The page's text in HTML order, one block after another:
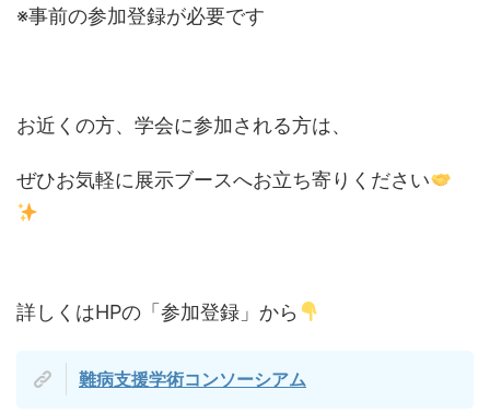
※事前の参加登録が必要です
お近くの方、学会に参加される方は、
ぜひお気軽に展示ブースへお立ち寄りください
詳しくはHPの「参加登録」から
難病支援学術コンソーシアム